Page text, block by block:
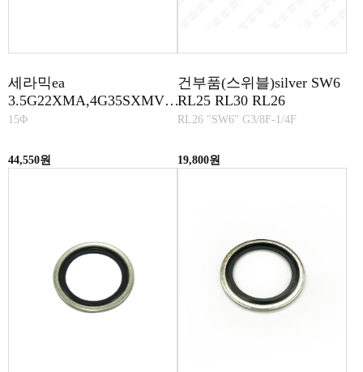
세라믹ea
3.5G22XMA,4G35SXMV,
4G40RRV, 06G15XMA-SS
15Φ
44,550원
건부품(스위블)silver SW6
RL25 RL30 RL26
RL26 "SW6" G3/8F-1/4F
19,800원